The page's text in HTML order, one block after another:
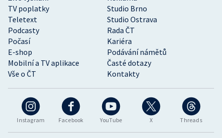
Instagram Facebook YouTube X Threads
TV poplatky
Studio Brno
Teletext
Studio Ostrava
Podcasty
Rada ČT
Počasí
Kariéra
E-shop
Podávání námětů
Mobilní a TV aplikace
Časté dotazy
Vše o ČT
Kontakty